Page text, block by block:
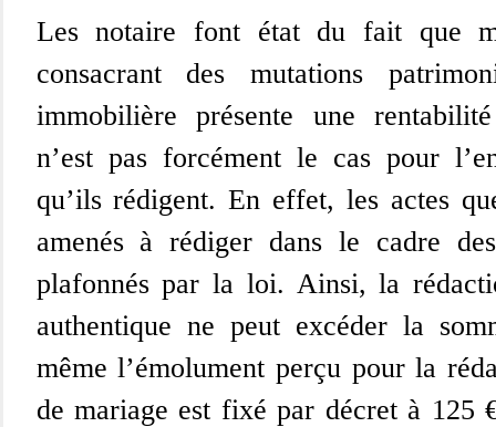
Les notaire font état du fait que
consacrant des mutations
immobilière présente une
n’est pas forcément le cas pour
qu’ils rédigent. En effet, les actes
amenés à rédiger dans le cadre
plafonnés par la loi. Ainsi, la
authentique ne peut excéder la
même l’émolument perçu pour la
de mariage est fixé par décret à 125